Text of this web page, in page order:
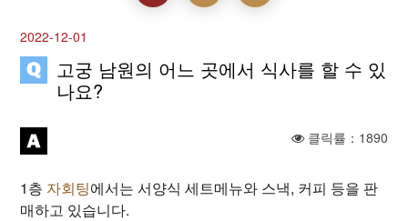
기를
2022-12-01
고궁 남원의 어느 곳에서 식사를 할 수 있
나요?
클릭률：1890
1층 자회팅에서는 서양식 세트메뉴와 스낵, 커피 등을 판
매하고 있습니다.